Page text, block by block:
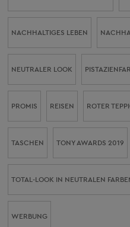
NACHHALTIGES LEBEN
NEUTRALER LOOK
PROMIS REISEN ROTER
TASCHEN TONY AWARDS 2019
TOTAL-LOOK IN NEUTRALEN
WERBUNG